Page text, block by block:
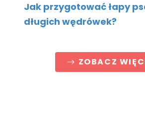
Jak przygotować łapy
długich wędrówek?
ZOBACZ